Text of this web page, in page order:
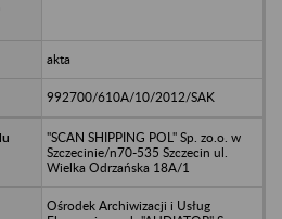
akta
992700/610A/10/2012/SAK
"SCAN SHIPPING POL" Sp. zo.o. w
Szczecinie/n70-535 Szczecin ul.
Wielka Odrzańska 18A/1
Ośrodek Archiwizacji i Usług